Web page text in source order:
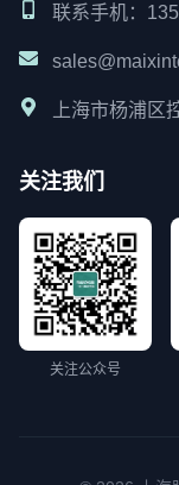
联系手机：
上海市杨浦区
关注我们
关注公众号